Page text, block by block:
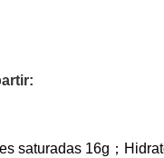
saturadas 16g；